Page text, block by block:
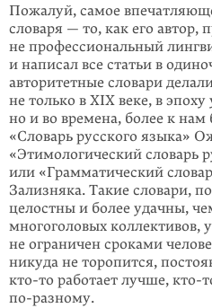
Пожалуй, самое
словаря — то, как его автор,
не профессиональный
и написал все ста­тьи в
авторитетные словари
не только в XIX веке, в
но и во времена, более к
«Словарь русского языка»
«Этимологический словарь
или «Грамматический
Зализняка. Такие словари,
целостны и более удачны,
многоголовых коллек­тивов,
не ограничен сроками
никуда не торопится,
кто-то работает лучше, кто-
по-разному.